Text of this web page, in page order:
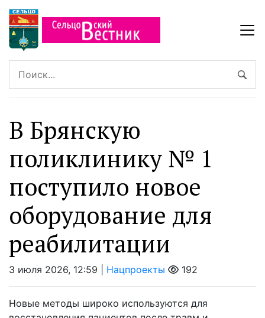
В Брянскую
поликлинику № 1
поступило новое
оборудование для
реабилитации
3 июля 2026, 12:59 | Нацпроекты 192
Новые методы широко используются для